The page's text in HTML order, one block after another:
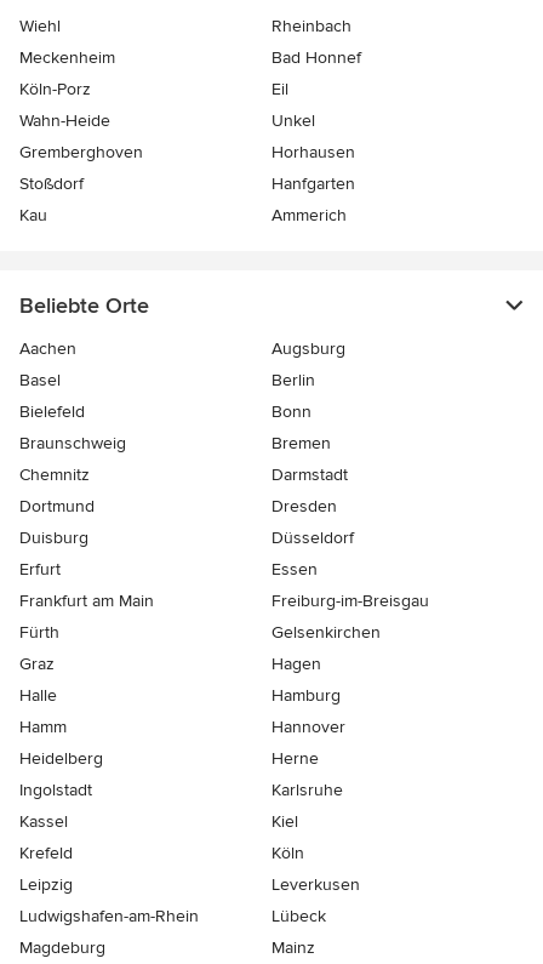
Wiehl
Rheinbach
Meckenheim
Bad Honnef
Köln-Porz
Eil
Wahn-Heide
Unkel
Gremberghoven
Horhausen
Stoßdorf
Hanfgarten
Kau
Ammerich
Beliebte Orte
Aachen
Augsburg
Basel
Berlin
Bielefeld
Bonn
Braunschweig
Bremen
Chemnitz
Darmstadt
Dortmund
Dresden
Duisburg
Düsseldorf
Erfurt
Essen
Frankfurt am Main
Freiburg-im-Breisgau
Fürth
Gelsenkirchen
Graz
Hagen
Halle
Hamburg
Hamm
Hannover
Heidelberg
Herne
Ingolstadt
Karlsruhe
Kassel
Kiel
Krefeld
Köln
Leipzig
Leverkusen
Ludwigshafen-am-Rhein
Lübeck
Magdeburg
Mainz